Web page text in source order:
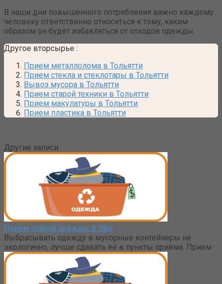
В наши дни повышенного потребления важно каждому
человеку ответственно относиться к тому, каким
образом он будет избавляться от отходов одежды.
Другое вторсырье :
Прием металлолома в Тольятти
Прием стекла и стеклотары в Тольятти
Вывоз мусора в Тольятти
Прием старой техники в Тольятти
Прием макулатуры в Тольятти
Прием пластика в Тольятти
Другие записи
Прием старой одежды в Уфе
Выбрасывать одежду в мусорные контейнеры не
экологично, лучше сдавать её в пункты приёма. Прием